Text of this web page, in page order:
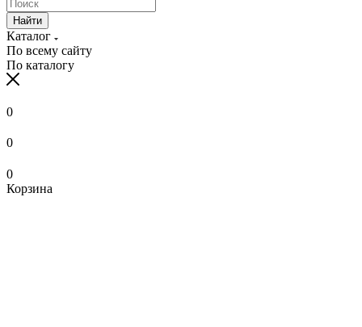
Найти
Каталог
По всему сайту
По каталогу
0
0
0
Корзина